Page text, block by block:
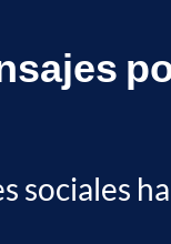
sociales